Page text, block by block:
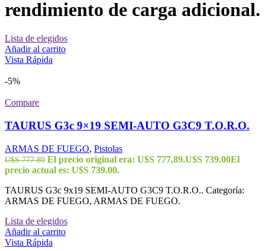
rendimiento de carga adicional.
Lista de elegidos
Añadir al carrito
Vista Rápida
-5%
Compare
TAURUS G3c 9×19 SEMI-AUTO G3C9 T.O.R.O.
ARMAS DE FUEGO, Pistolas
U$S777.89 El precio original era: U$S 777.89.U$S 739.00El
precio actual es: U$S 739.00.
TAURUS G3c 9x19 SEMI-AUTO G3C9 T.O.R.O.. Categoría:
ARMAS DE FUEGO, ARMAS DE FUEGO.
Lista de elegidos
Añadir al carrito
Vista Rápida